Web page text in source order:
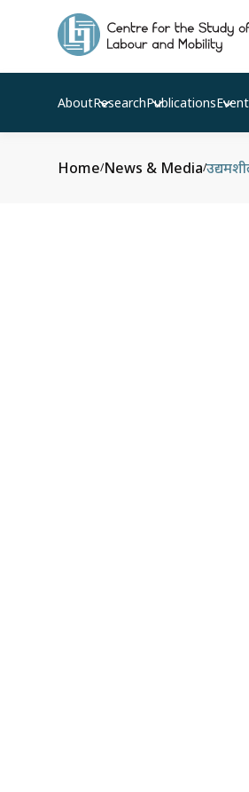
AboutResearchPublications
Home/News & Media/